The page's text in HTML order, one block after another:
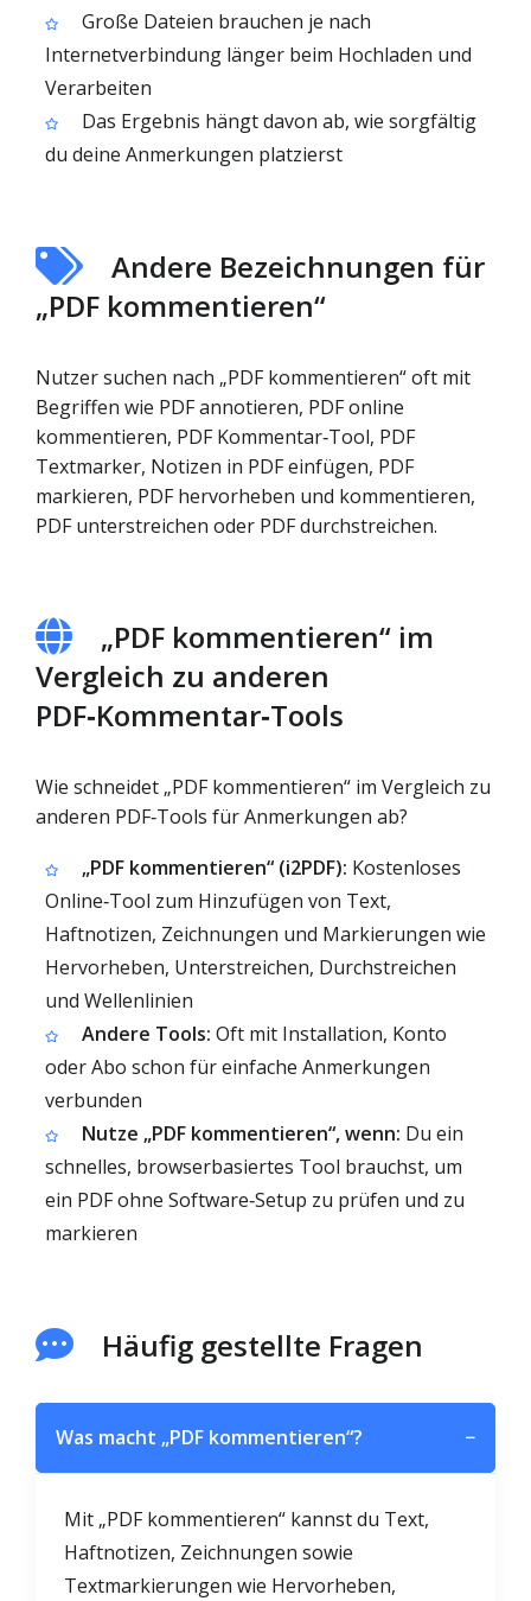
Große Dateien brauchen je nach
Internetverbindung länger beim Hochladen und
Verarbeiten
Das Ergebnis hängt davon ab, wie sorgfältig
du deine Anmerkungen platzierst
Andere Bezeichnungen für
„PDF kommentieren“
Nutzer suchen nach „PDF kommentieren“ oft mit
Begriffen wie PDF annotieren, PDF online
kommentieren, PDF Kommentar‑Tool, PDF
Textmarker, Notizen in PDF einfügen, PDF
markieren, PDF hervorheben und kommentieren,
PDF unterstreichen oder PDF durchstreichen.
„PDF kommentieren“ im
Vergleich zu anderen
PDF‑Kommentar‑Tools
Wie schneidet „PDF kommentieren“ im Vergleich zu
anderen PDF‑Tools für Anmerkungen ab?
„PDF kommentieren“ (i2PDF): Kostenloses
Online‑Tool zum Hinzufügen von Text,
Haftnotizen, Zeichnungen und Markierungen wie
Hervorheben, Unterstreichen, Durchstreichen
und Wellenlinien
Andere Tools: Oft mit Installation, Konto
oder Abo schon für einfache Anmerkungen
verbunden
Nutze „PDF kommentieren“, wenn: Du ein
schnelles, browserbasiertes Tool brauchst, um
ein PDF ohne Software‑Setup zu prüfen und zu
markieren
Häufig gestellte Fragen
Was macht „PDF kommentieren“? −
Mit „PDF kommentieren“ kannst du Text,
Haftnotizen, Zeichnungen sowie
Textmarkierungen wie Hervorheben,